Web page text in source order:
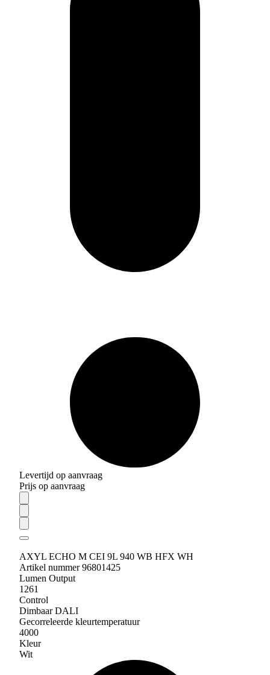
Levertijd op aanvraag
Prijs op aanvraag
AXYL ECHO M CEI 9L 940 WB HFX WH
Artikel nummer 96801425
Lumen Output
1261
Control
Dimbaar DALI
Gecorreleerde kleurtemperatuur
4000
Kleur
Wit